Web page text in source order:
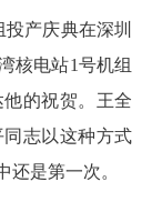
产庆典在深圳
核电站1号机组
的祝贺。王全
志以这种方式
是第一次。